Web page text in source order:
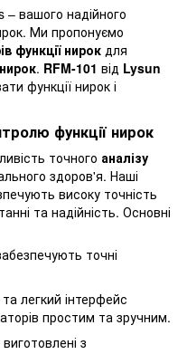
вашого надійного
Ми пропонуємо
функції нирок для
. RFM-101 від Lysun
функції нирок і
функції нирок
точного аналізу
здоров'я. Наші
високу точність
та надійність. Основні
точні
легкий інтерфейс
простим та зручним.
з